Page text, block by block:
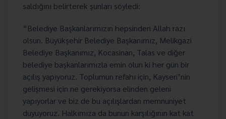
saldığını belirterek şunları söyledi:
“Belediye Başkanlarımızın hepsinden Allah razı
olsun. Büyükşehir Belediye Başkanımız, Melikgazi
Belediye Başkanımız, Kocasinan, Talas ve diğer
belediye başkanlarımızla emin olun ki her gün bir
açılış yapıyoruz. Toplumun refahı için, Kayseri’nin
gelişmesi için ne gerekiyorsa elinden geleni
yapıyorlar ve biz de bu açılışlardan memnuniyet
duyuyoruz. Halkımıza da bunun karşılığının kat kat